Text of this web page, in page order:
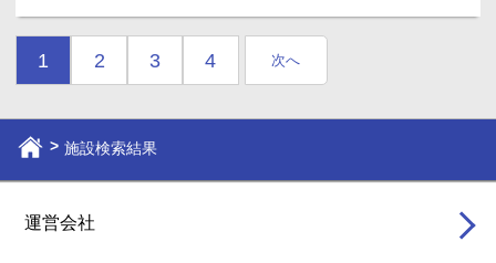
1 2 3 4 次へ
施設検索結果
運営会社